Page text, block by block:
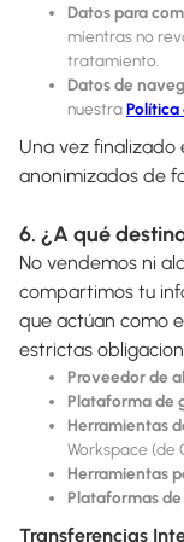
Datos para
mientras no
tratamiento.
Datos de
nuestraPolítica
Una vez finalizado
anonimizados de
6. ¿A qué
No vendemos ni
compartimos tu
que actúan como
estrictas
Proveedor de
Plataforma de
Herramientas
Workspace (de
Herramientas
Plataformas
Transferencias